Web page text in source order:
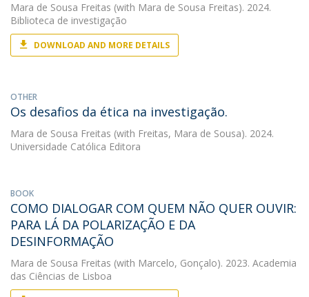
Mara de Sousa Freitas (with Mara de Sousa Freitas). 2024.
Biblioteca de investigação
DOWNLOAD AND MORE DETAILS
OTHER
Os desafios da ética na investigação.
Mara de Sousa Freitas (with Freitas, Mara de Sousa). 2024.
Universidade Católica Editora
BOOK
COMO DIALOGAR COM QUEM NÃO QUER OUVIR:
PARA LÁ DA POLARIZAÇÃO E DA
DESINFORMAÇÃO
Mara de Sousa Freitas (with Marcelo, Gonçalo). 2023. Academia
das Ciências de Lisboa